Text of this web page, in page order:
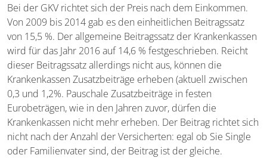
Bei der GKV richtet sich der Preis nach dem Einkommen.
Von 2009 bis 2014 gab es den einheitlichen Beitragssatz
von 15,5 %. Der allgemeine Beitragssatz der Krankenkassen
wird für das Jahr 2016 auf 14,6 % festgeschrieben. Reicht
dieser Beitragssatz allerdings nicht aus, können die
Krankenkassen Zusatzbeiträge erheben (aktuell zwischen
0,3 und 1,2%. Pauschale Zusatzbeiträge in festen
Eurobeträgen, wie in den Jahren zuvor, dürfen die
Krankenkassen nicht mehr erheben. Der Beitrag richtet sich
nicht nach der Anzahl der Versicherten: egal ob Sie Single
oder Familienvater sind, der Beitrag ist der gleiche.